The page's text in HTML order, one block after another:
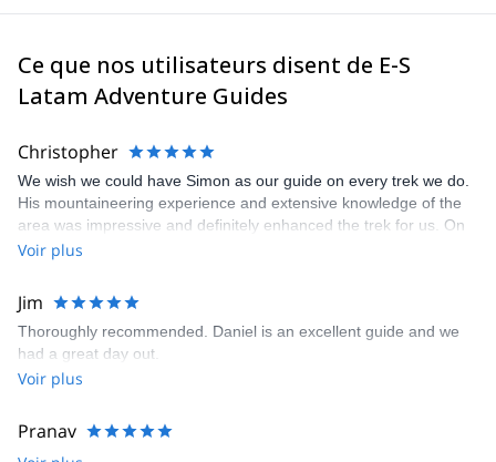
les magnifiques montagnes d'Amérique latine !
Ce que nos utilisateurs disent de E-S
Latam Adventure Guides
Christopher
We wish we could have Simon as our guide on every trek we do.
His mountaineering experience and extensive knowledge of the
area was impressive and definitely enhanced the trek for us. On
top of this, we got along great with Simon and appreciate his easy
Simon as our guide for the next hike we do from El Chalten!
Voir plus
Jim
Thoroughly recommended. Daniel is an excellent guide and we
had a great day out.
Voir plus
Pranav